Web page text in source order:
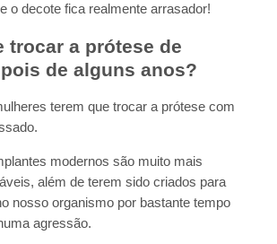
o decote fica realmente arrasador!
trocar a prótese de
de alguns anos?
terem que trocar a prótese com
modernos são muito mais
além de terem sido criados para
nosso organismo por bastante tempo
agressão.